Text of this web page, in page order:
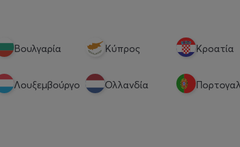
Βουλγαρία Κύπρος Κροατία
Λουξεμβούργο Ολλανδία